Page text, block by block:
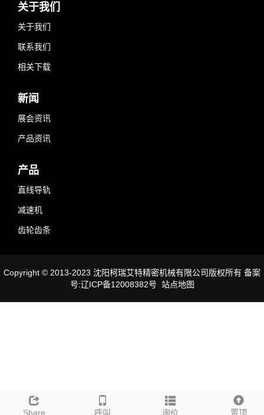
Share 呼叫 询价 置顶
关于我们
关于我们
联系我们
相关下载
新闻
展会资讯
产品资讯
产品
直线导轨
减速机
齿轮齿条
Copyright © 2013-2023 沈阳柯瑞艾特精密机械有限公司版权所有 备案
号:辽ICP备12008382号 站点地图